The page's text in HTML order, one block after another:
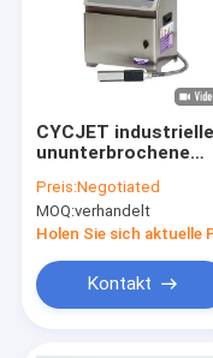
Über uns
Fabrik-Ausflug
Fordern Sie ein
CYCJET industrielle
ununterbrochene
Drucker der
Tintenstrahl-
Preis:Negotiated
MOQ:verhandelt
Holen Sie sich aktuelle
Kontakt